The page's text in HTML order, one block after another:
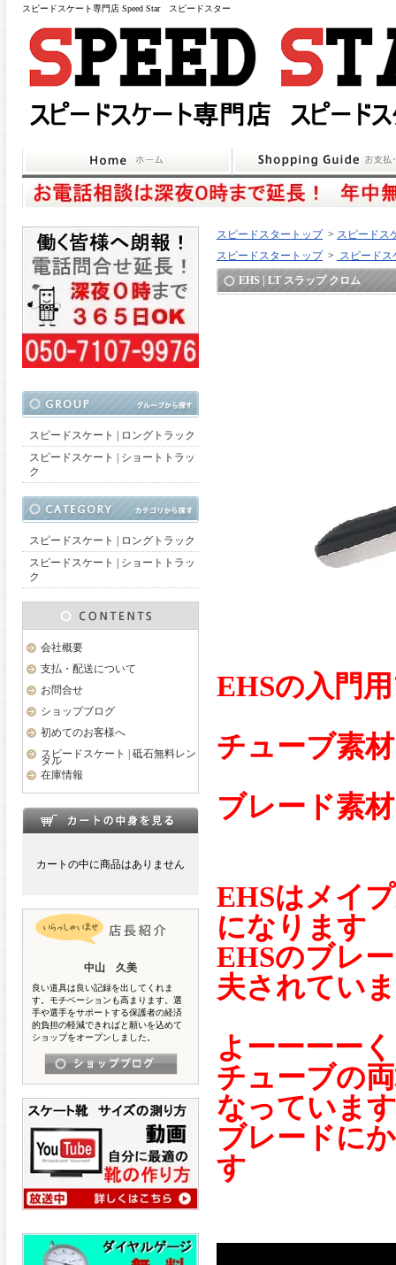
スピードスケート専門店 Speed Star スピードスター
スピードスケート | ロングトラック
スピードスケート | ショートトラッ
ク
スピードスケート | ロングトラック
スピードスケート | ショートトラッ
ク
会社概要
支払・配送について
お問合せ
ショップブログ
初めてのお客様へ
スピードスケート | 砥石無料レン
タル
在庫情報
カートの中に商品はありません
中山 久美
良い道具は良い記録を出してくれま
す。モチベーションも高まります。選
手や選手をサポートする保護者の経済
的負担の軽減できればと願いを込めて
ショップをオープンしました。
スピードスタートップ > スピードス
スピードスタートップ> スピードス
EHS | LT スラップ クロム
EHSの入門
チューブ素
ブレード素
EHSはメイ
になります
EHSのブレ
夫されてい
よーーーー
チューブの
なっていま
ブレードに
す